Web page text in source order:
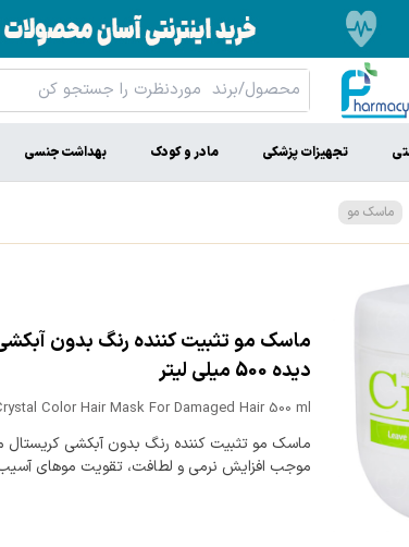
تجهیزات پزشکی مادر و کودک بهداشت جنسی
ماسک مو
ماسک مو تثبیت کننده رنگ بدون
دیده 500 میلی لیتر
Color Hair Mask For Damaged Hair 500 ml
ماسک مو تثبیت کننده رنگ بدون آبکشی
موجب افزایش نرمی و لطافت، تقویت موهای